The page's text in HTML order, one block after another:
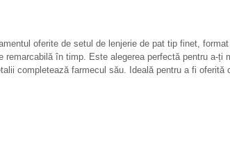
oferite de setul de lenjerie de pat tip finet,
în timp. Este alegerea perfectă pentru a-ți
completează farmecul său. Ideală pentru a fi